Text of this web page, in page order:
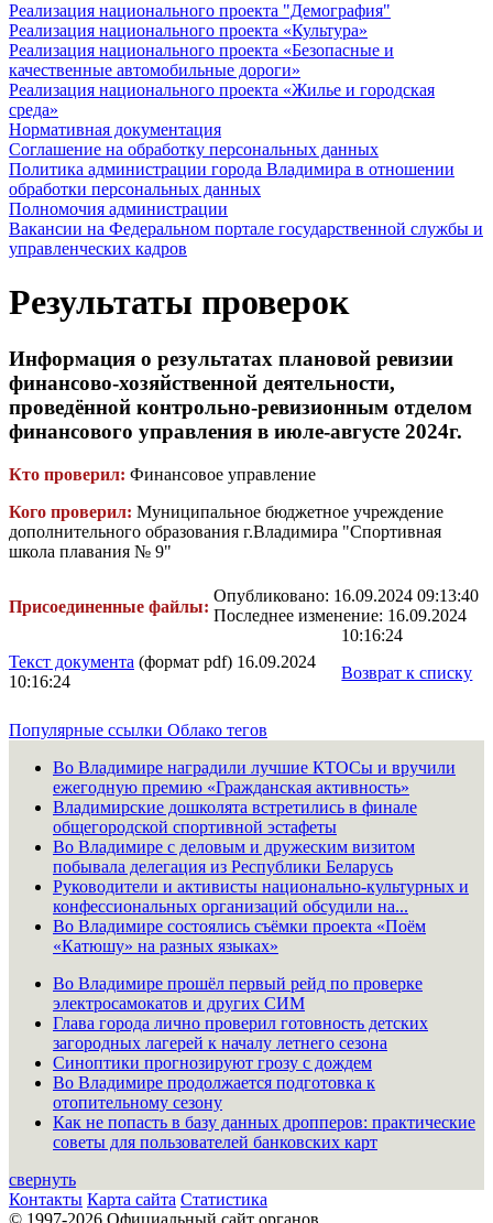
Реализация национального проекта "Демография"
Реализация национального проекта «Культура»
Реализация национального проекта «Безопасные и
качественные автомобильные дороги»
Реализация национального проекта «Жилье и городская
среда»
Нормативная документация
Соглашение на обработку персональных данных
Политика администрации города Владимира в отношении
обработки персональных данных
Полномочия администрации
Вакансии на Федеральном портале государственной службы и
управленческих кадров
Результаты проверок
Информация о результатах плановой ревизии
финансово-хозяйственной деятельности,
проведённой контрольно-ревизионным отделом
финансового управления в июле-августе 2024г.
Кто проверил: Финансовое управление
Кого проверил: Муниципальное бюджетное учреждение
дополнительного образования г.Владимира "Спортивная
школа плавания № 9"
Присоединенные файлы:
Текст документа (формат pdf) 16.09.2024
10:16:24
Опубликовано: 16.09.2024 09:13:40
Последнее изменение: 16.09.2024
10:16:24
Возврат к списку
Популярные ссылки Облако тегов
Во Владимире наградили лучшие КТОСы и вручили
ежегодную премию «Гражданская активность»
Владимирские дошколята встретились в финале
общегородской спортивной эстафеты
Во Владимире с деловым и дружеским визитом
побывала делегация из Республики Беларусь
Руководители и активисты национально-культурных и
конфессиональных организаций обсудили на...
Во Владимире состоялись съёмки проекта «Поём
«Катюшу» на разных языках»
Во Владимире прошёл первый рейд по проверке
электросамокатов и других СИМ
Глава города лично проверил готовность детских
загородных лагерей к началу летнего сезона
Синоптики прогнозируют грозу с дождем
Во Владимире продолжается подготовка к
отопительному сезону
Как не попасть в базу данных дропперов: практические
советы для пользователей банковских карт
свернуть
Контакты Карта сайта Статистика
© 1997-2026 Официальный сайт органов